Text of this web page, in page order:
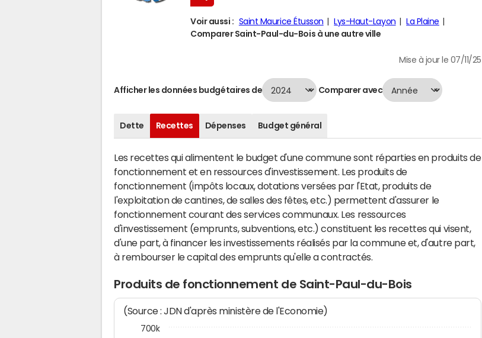
Voir aussi : Saint Maurice Étusson Lys-Haut-Layon
La Plaine
Comparer Saint-Paul-du-Bois à une autre ville
Mise à jour le 07/11/25
Afficher les données budgétaires de Comparer avec
Dette Recettes Dépenses Budget général
Les recettes qui alimentent le budget d'une commune sont réparties en produits de
fonctionnement et en ressources d'investissement. Les produits de
fonctionnement (impôts locaux, dotations versées par l'Etat, produits de
l'exploitation de cantines, de salles des fêtes, etc.) permettent d'assurer le
fonctionnement courant des services communaux. Les ressources
d'investissement (emprunts, subventions, etc.) constituent les recettes qui visent,
d'une part, à financer les investissements réalisés par la commune et, d'autre part,
à rembourser le capital des emprunts qu'elle a contractés.
Produits de fonctionnement de Saint-Paul-du-Bois
(Source : JDN d'après ministère de l'Economie)
700k